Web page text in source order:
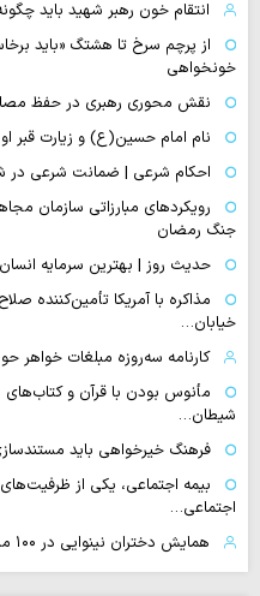
انتقام خون رهبر شهید باید
از پرچم سرخ تا هشتگ «باید
خونخواهی
نقش محوری رهبری در حفظ
نام امام حسین(ع) و زیارت قبر
احکام شرعی | ضمانت شرعی در
رویکردهای مبارزاتی سازمان
جنگ رمضان
حدیث روز | بهترین سرمایه انسان
مذاکره با آمریکا تأمین‌کننده
خیابان…
کارنامه سه‌روزه مبلغات خواهر
مأنوس بودن با قرآن و
شیطان…
فرهنگ خیرخواهی باید
بیمه اجتماعی، یکی از
اجتماعی…
همایش دختران نینوایی در ۱۰۰ مسجد مشهد برگزار می‌شود